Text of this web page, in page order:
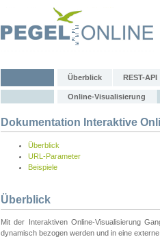
Überblick REST-API
Online-Visualisierung
Dokumentation Interaktive
Überblick
URL-Parameter
Beispiele
Überblick
Mit der Interaktiven Online-Visualisierung
dynamisch bezogen werden und in eine